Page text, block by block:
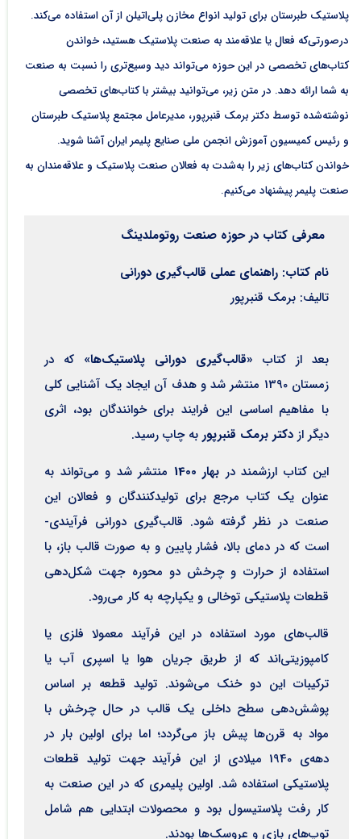
پلاستیک طبرستان برای تولید انواع مخازن پلی‌اتیلن از آن استفاده می‌کند.
درصورتی‌که فعال یا علاقه‌مند به صنعت پلاستیک هستید، خواندن
کتاب‌های تخصصی در این حوزه می‌تواند دید وسیع‌تری را نسبت به صنعت
به شما ارائه دهد. در متن زیر، می‌توانید بیشتر با کتاب‌های تخصصی
نوشته‌شده توسط دکتر برمک قنبرپور، مدیرعامل مجتمع پلاستیک طبرستان
و رئیس کمیسیون آموزش انجمن ملی صنایع پلیمر ایران آشنا شوید.
خواندن کتاب‌های زیر را به‌شدت به فعالان صنعت پلاستیک و علاقه‌مندان به
صنعت پلیمر پیشنهاد می‌کنیم.
معرفی کتاب در حوزه صنعت روتوملدینگ
نام کتاب: راهنمای عملی قالب‌گیری دورانی
تالیف: برمک قنبرپور
بعد از کتاب «قالب‌گیری دورانی پلاستیک‌ها» که در
زمستان 1390 منتشر شد و هدف آن ایجاد یک آشنایی کلی
با مفاهیم اساسی این فرایند برای خوانندگان بود، اثری
دیگر از دکتر برمک قنبرپور به چاپ رسید.
این کتاب ارزشمند در بهار 1400
منتشر شد و می­‌تواند به
عنوان یک کتاب مرجع برای تولیدکنندگان و فعالان این
صنعت در نظر گرفته شود. قالب­‌گیری دورانی فرآیندی­
است که در دمای بالا، فشار پایین و به صورت قالب باز، با
استفاده از حرارت و چرخش دو محوره جهت شکل­‌دهی
قطعات پلاستیکی توخالی و یکپارچه به کار می‌­رود.
قالب­‌های مورد استفاده در این فرآیند معمولا فلزی یا
کامپوزیتی‌اند که از طریق جریان هوا یا اسپری آب یا
ترکیبات این دو خنک می‌شوند. تولید قطعه بر اساس
پوشش‌­دهی سطح داخلی یک قالب در حال چرخش با
مواد به قرن­‌ها پیش باز می‌گردد؛ اما برای اولین بار در
دهه‌ی 1940 میلادی از این فرآیند جهت تولید قطعات
پلاستیکی استفاده شد. اولین پلیمری که در این صنعت به
کار رفت پلاستیسول بود و محصولات ابتدایی هم شامل
توپ‌های بازی و عروسک‌ها بودند.